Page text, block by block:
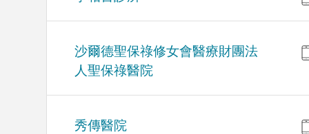
沙爾德聖保祿修女會醫療財團法
人聖保祿醫院
秀傳醫院